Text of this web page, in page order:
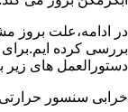
در ادامه،علت بروز
بررسی کرده ایم.برای
دستورالعمل های زیر
خرابی سنسور